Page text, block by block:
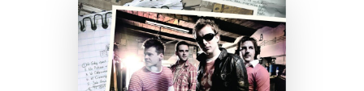
初回30日間無料お試し